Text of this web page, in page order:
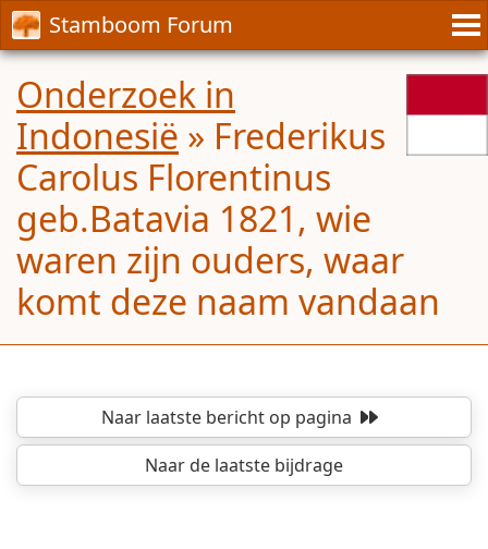
Stamboom Forum
Onderzoek in
Indonesië » Frederikus
Carolus Florentinus
geb.Batavia 1821, wie
waren zijn ouders, waar
komt deze naam vandaan
Naar laatste berichtop pagina
Naar de laatste bijdrage